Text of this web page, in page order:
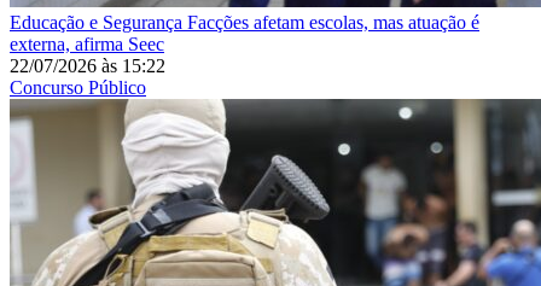
Educação e Segurança Facções afetam escolas, mas atuação é
externa, afirma Seec
22/07/2026 às 15:22
Concurso Público